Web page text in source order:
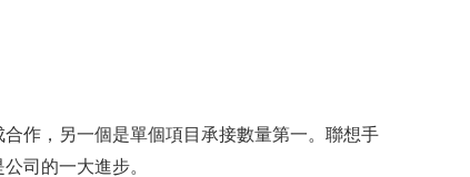
作，另一個是單個項目承接數量第一。聯想手
司的一大進步。